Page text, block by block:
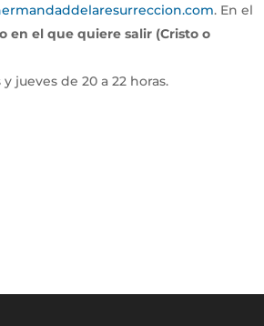
. En el
en el que quiere salir (Cristo o
jueves de 20 a 22 horas.